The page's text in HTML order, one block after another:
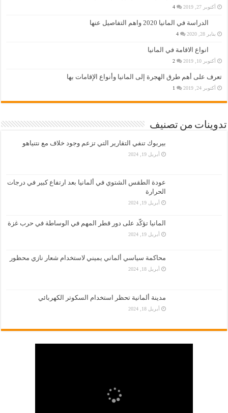
أكتوبر 27, 2019 4
الدراسة في المانيا 2020 واهم التفاصيل عنها
يناير 28, 2020 4
انواع الاقامة في المانيا
أكتوبر 10, 2019 2
تعرف على أهم طرق الهجرة إلى المانيا وأنواع الإقامات بها
أكتوبر 24, 2019 1
تدوينات من تصنيف
بيربوك تنفي التقارير التي تزعم وجود خلاف مع نتنياهو
أبريل 19, 2024
عودة الطقس الشتوي في ألمانيا بعد ارتفاع كبير في درجات
الحرارة
أبريل 19, 2024
المانيا تؤكّد على دور قطر المهم في الوساطة في حرب غزة
أبريل 19, 2024
محاكمة سياسي ألماني يميني لاستخدام شعار نازي محظور
أبريل 18, 2024
مدينة ألمانية تحظر استخدام السكوتر الكهربائي
أبريل 18, 2024